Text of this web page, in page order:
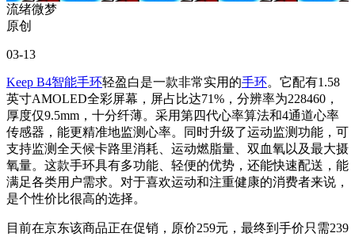
流绪微梦
原创
03-13
Keep B4智能手环轻盈白是一款非常实用的手环。它配有1.58
英寸AMOLED全彩屏幕，屏占比达71%，分辨率为228460，
厚度仅9.5mm，十分纤薄。采用第四代心率算法和4通道心率
传感器，能更精准地监测心率。同时升级了运动监测功能，可
支持监测全天候卡路里消耗、运动燃脂量、双血氧以及最大摄
氧量。这款手环具有多功能、轻便的优势，还能快速配送，能
满足各类用户需求。对于喜欢运动和注重健康的消费者来说，
是个性价比很高的选择。
目前在京东该商品正在促销，原价259元，最终到手价只需239